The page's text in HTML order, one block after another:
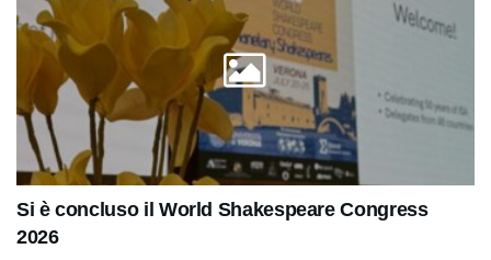
Si è concluso il World Shakespeare Congress
2026